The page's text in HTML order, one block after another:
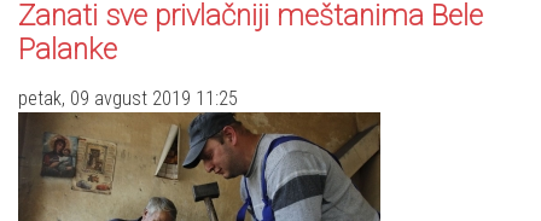
Zanati sve privlačniji meštanima Bele
Palanke
petak, 09 avgust 2019 11:25